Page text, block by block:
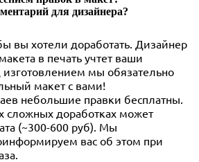
для дизайнера?
вы хотели доработать. Дизайнер
в печать учтет ваши
мы обязательно
макет с вами!
небольшие правки бесплатны.
сложных доработках может
(~300-600 руб). Мы
вас об этом при